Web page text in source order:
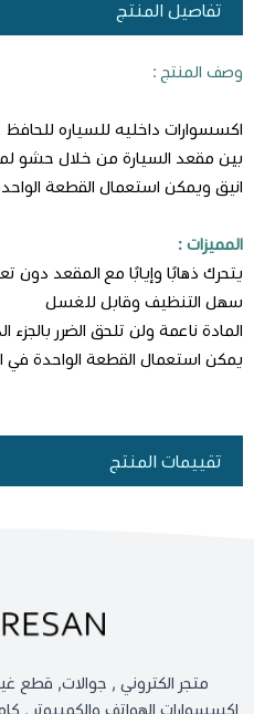
تفاصيل المنتج
وصف المنتج :
اكسسوارات داخليه للسياره للحافظ
بين مقعد السيارة من خلال حشو
انيق ويمكن استعمال القطعة
المميزات :
يتحرك ذهابًا وإيابًا مع المقعد دون
سهل التنظيف وقابل للغسل
المادة ناعمة ولن تلحق الضرر بالجزء
يمكن استعمال القطعة الواحدة في
تقييمات المنتج
متجر الكتروني , جوالات, قطع
اكسسوارات الهواتف والكمبيوتر ,